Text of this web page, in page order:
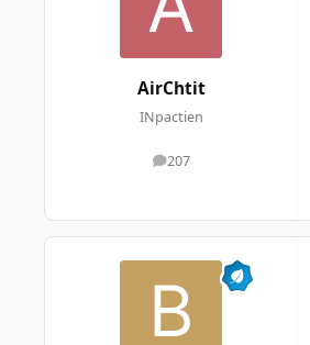
AirChtit
INpactien
207
messages